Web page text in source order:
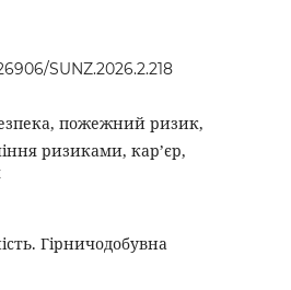
SUNZ.2026.2.218
пожежний ризик,
ризиками, кар’єр,
Гірничодобувна